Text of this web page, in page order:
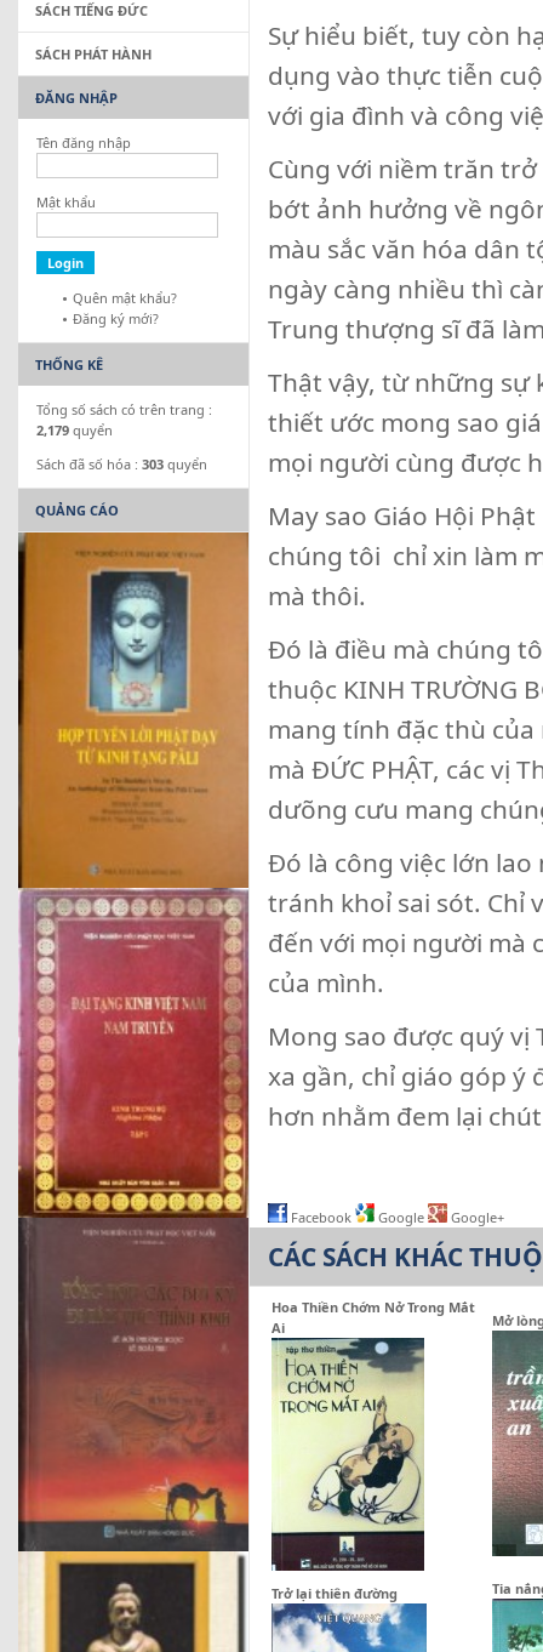
Sự hiểu biết, tuy còn
dụng vào thực tiễn
với gia đình và công
Cùng với niềm trăn trở
bớt ảnh hưởng về
màu sắc văn hóa dân
ngày càng nhiều thì
Trung thượng sĩ đã
Thật vậy, từ những sự
thiết ước mong sao
mọi người cùng được
May sao Giáo Hội
chúng tôi chỉ xin làm
mà thôi.
Đó là điều mà chúng
thuộc KINH TRƯỜNG
mang tính đặc thù
mà ĐỨC PHẬT, các vị
dưõng cưu mang
Đó là công việc lớn
tránh khoỉ sai sót. Chỉ
đến với mọi người mà
của mình.
Mong sao được quý vị
xa gần, chỉ giáo góp ý
hơn nhằm đem lại
Facebook Google Google+
CÁC SÁCH KHÁC
Hoa Thiền Chớm Nở Trong Mắt
Ai
Mở
Trở lại thiên đường Tia
SÁCH TIẾNG ĐỨC
SÁCH PHÁT HÀNH
ĐĂNG NHẬP
Tên đăng nhập
Mật khẩu
Quên mật khẩu?
Đăng ký mới?
THỐNG KÊ
Tổng số sách có trên trang :
2,179 quyển
Sách đã số hóa : 303 quyển
QUẢNG CÁO